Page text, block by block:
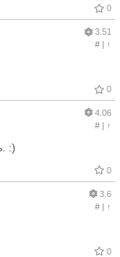
0
3.51
#| ↑
0
4.06
#| ↑
:)
0
3.6
#| ↑
0